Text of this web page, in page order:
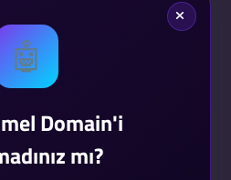
🤖
Domain'i
mı?